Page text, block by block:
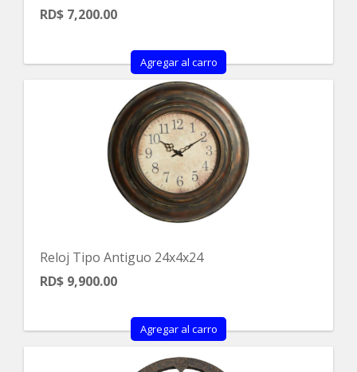
RD$ 7,200.00
Agregar al carro
Reloj Tipo Antiguo 24x4x24
RD$ 9,900.00
Agregar al carro